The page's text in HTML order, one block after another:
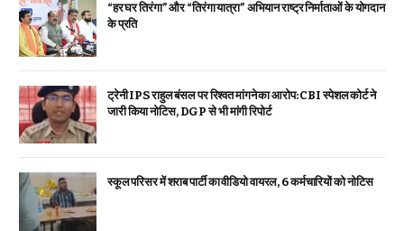
“हर घर तिरंगा” और “तिरंगा यात्रा” अभियान राष्ट्र निर्माताओं के योगदान
के प्रति
ट्रेनी IPS राहुल बंसल पर रिश्वत मांगने का आरोप: CBI स्पेशल कोर्ट ने
जारी किया नोटिस, DGP से भी मांगी रिपोर्ट
स्कूल परिसर में शराब पार्टी का वीडियो वायरल, 6 कर्मचारियों को नोटिस